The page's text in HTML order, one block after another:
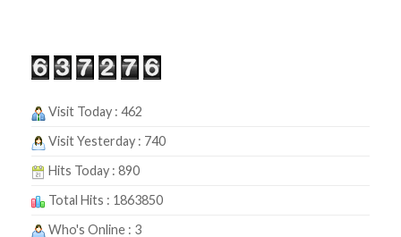
Visit Today : 462
Visit Yesterday : 740
Hits Today : 890
Total Hits : 1863850
Who's Online : 3